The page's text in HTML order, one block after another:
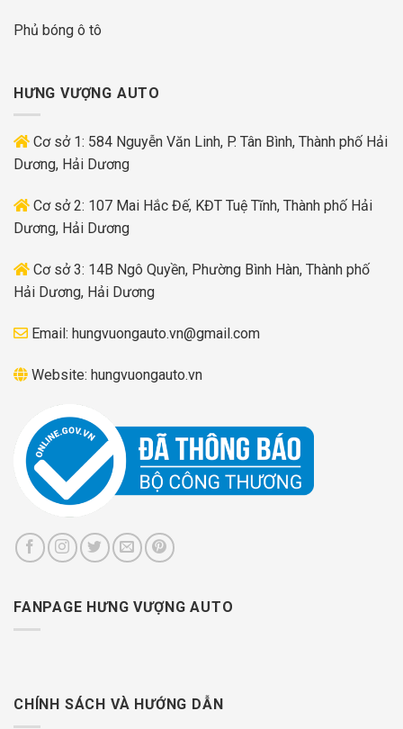
Phủ bóng ô tô
HƯNG VƯỢNG AUTO
Cơ sở 1: 584 Nguyễn Văn Linh, P. Tân Bình, Thành phố Hải
Dương, Hải Dương
Cơ sở 2: 107 Mai Hắc Đế, KĐT Tuệ Tĩnh, Thành phố Hải
Dương, Hải Dương
Cơ sở 3: 14B Ngô Quyền, Phường Bình Hàn, Thành phố
Hải Dương, Hải Dương
Email: hungvuongauto.vn@gmail.com
Website: hungvuongauto.vn
FANPAGE HƯNG VƯỢNG AUTO
CHÍNH SÁCH VÀ HƯỚNG DẪN